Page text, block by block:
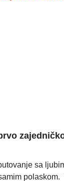
sa
polaskom.